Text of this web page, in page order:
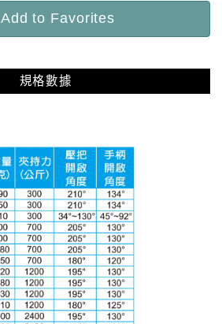
Add to Favorites
規格數據